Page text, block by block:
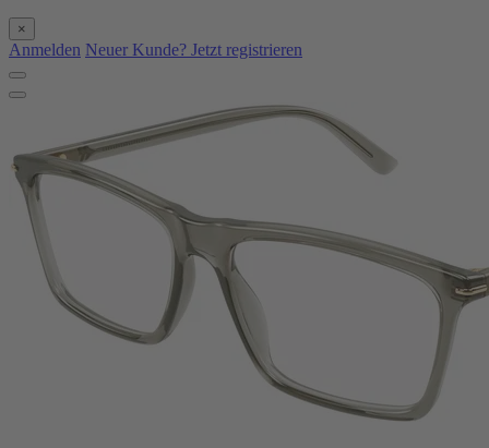
×
Anmelden Neuer Kunde? Jetzt registrieren